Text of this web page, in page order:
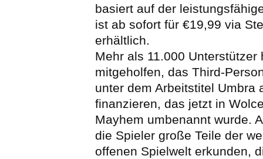
basiert auf der
ist ab sofort für €19,99 via
erhältlich.
Mehr als 11.000 Unterstützer
mitgeholfen, das Third-
unter dem Arbeitstitel Umbra
finanzieren, das jetzt in
Mayhem umbenannt wurde.
die Spieler große Teile der
offenen Spielwelt erkunden,